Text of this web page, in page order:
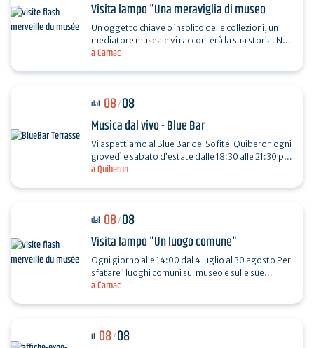
a Carnac
Visita lampo "Una meraviglia di museo
Un oggetto chiave o insolito delle collezioni, un
mediatore museale vi racconterà la sua storia. Non
è necessaria la prenotazione. Durata 30…
a Quiberon
dal 08/08
Musica dal vivo - Blue Bar
Vi aspettiamo al Blue Bar del Sofitel Quiberon ogni
giovedì e sabato d’estate dalle 18:30 alle 21:30 per
vivere momenti musicali e conviviali con le…
a Carnac
dal 08/08
Visita lampo "Un luogo comune"
Ogni giorno alle 14:00 dal 4 luglio al 30 agosto Per
sfatare i luoghi comuni sul museo e sulle sue
collezioni, scegliete una domanda a caso e seguite
il 08/08